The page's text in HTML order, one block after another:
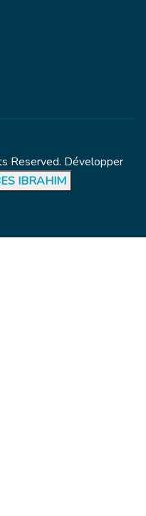
Reserved. Développer
IBRAHIM